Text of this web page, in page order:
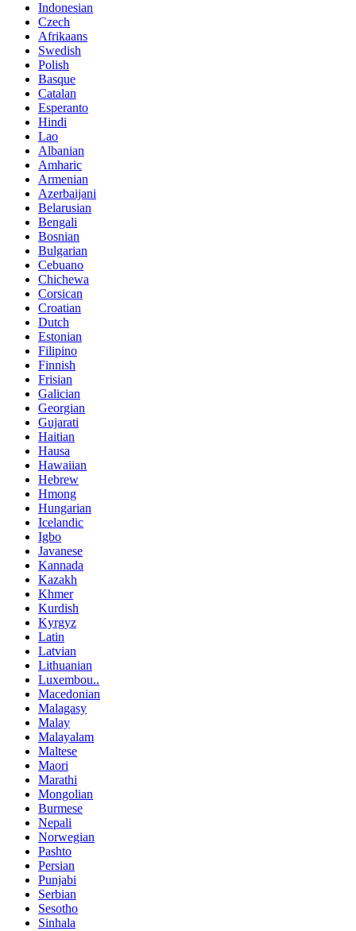
Indonesian
Czech
Afrikaans
Swedish
Polish
Basque
Catalan
Esperanto
Hindi
Lao
Albanian
Amharic
Armenian
Azerbaijani
Belarusian
Bengali
Bosnian
Bulgarian
Cebuano
Chichewa
Corsican
Croatian
Dutch
Estonian
Filipino
Finnish
Frisian
Galician
Georgian
Gujarati
Haitian
Hausa
Hawaiian
Hebrew
Hmong
Hungarian
Icelandic
Igbo
Javanese
Kannada
Kazakh
Khmer
Kurdish
Kyrgyz
Latin
Latvian
Lithuanian
Luxembou..
Macedonian
Malagasy
Malay
Malayalam
Maltese
Maori
Marathi
Mongolian
Burmese
Nepali
Norwegian
Pashto
Persian
Punjabi
Serbian
Sesotho
Sinhala